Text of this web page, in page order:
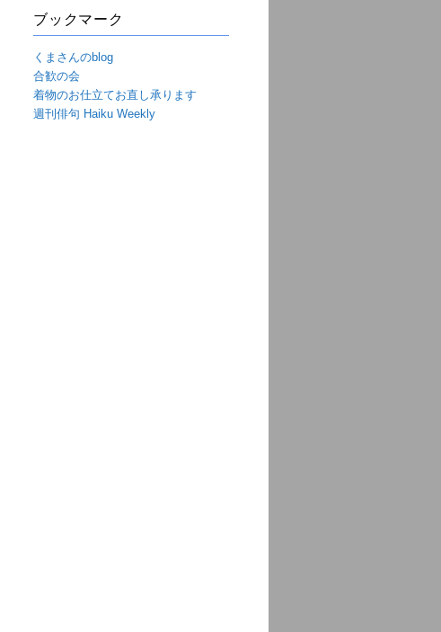
ブックマーク
くまさんのblog
合歓の会
着物のお仕立てお直し承ります
週刊俳句 Haiku Weekly